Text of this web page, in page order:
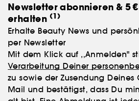
Newsletter abonnieren & 5
erhalten (1)
Erhalte Beauty News und
per Newsletter
Mit dem Klick auf ,,Anmelden"
Verarbeitung Deiner
zu sowie der Zusendung Deines
Mail und bestätigst, dass Du